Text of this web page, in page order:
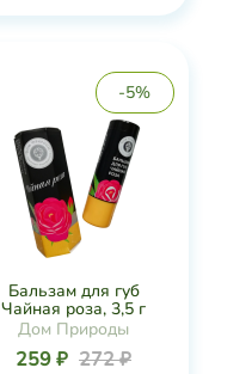
-5%
Бальзам для губ
Чайная роза, 3,5 г
Дом Природы
259 ₽ 272 ₽